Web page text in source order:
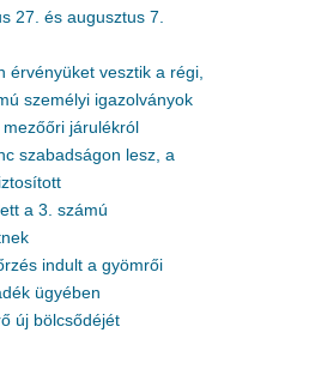
27. és augusztus 7.
érvényüket vesztik a régi,
személyi igazolványok
járulékról
szabadságon lesz, a
a 3. számú
indult a gyömrői
ügyében
új bölcsődéjét